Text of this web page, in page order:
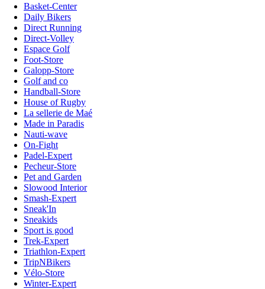
Basket-Center
Daily Bikers
Direct Running
Direct-Volley
Espace Golf
Foot-Store
Galopp-Store
Golf and co
Handball-Store
House of Rugby
La sellerie de Maé
Made in Paradis
Nauti-wave
On-Fight
Padel-Expert
Pecheur-Store
Pet and Garden
Slowood Interior
Smash-Expert
Sneak'In
Sneakids
Sport is good
Trek-Expert
Triathlon-Expert
TripNBikers
Vélo-Store
Winter-Expert